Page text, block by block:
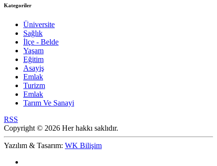
Kategoriler
Üniversite
Sağlık
İlçe - Belde
Yaşam
Eğitim
Asayiş
Emlak
Turizm
Emlak
Tarım Ve Sanayi
RSS
Copyright © 2026 Her hakkı saklıdır.
Yazılım & Tasarım: WK Bilişim